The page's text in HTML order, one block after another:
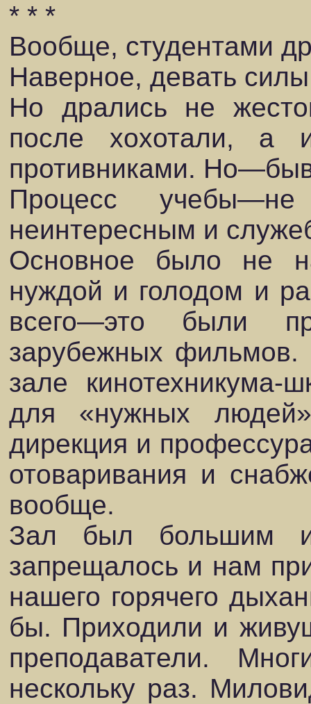
* * *
Вообще, студентами
Наверное, девать
Но дрались не
после хохотали, а
противниками.
Процесс
неинтересным и
Основное было не
нуждой и голодом и
всего—это были
зарубежных фильмов.
зале
для «нужных
дирекция и
отоваривания и
вообще.
Зал был большим
запрещалось и нам
нашего горячего
бы. Приходили и
преподаватели.
нескольку раз.